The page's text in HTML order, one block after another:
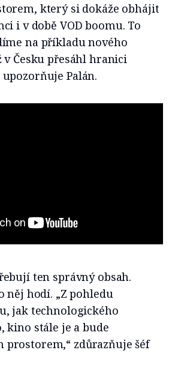
který si dokáže obhájit
i v době VOD boomu. To
na příkladu nového
Česku přesáhl hranici
Palán.
ten správný obsah.
něj hodí. „Z pohledu
jak technologického
kino stále je a bude
zdůrazňuje šéf